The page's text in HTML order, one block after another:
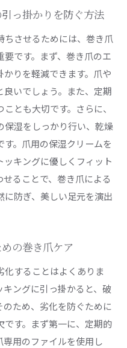
っ掛かりを防ぐ方法
ちさせるためには、巻き爪
です。まず、巻き爪のエ
りを軽減できます。爪や
いでしょう。また、定期
とも大切です。さらに、
保湿をしっかり行い、乾燥
。爪用の保湿クリームを
キングに優しくフィット
ることで、巻き爪による
に防ぎ、美しい足元を演出
の巻き爪ケア
することはよくありま
ングに引っ掛かると、破
ため、劣化を防ぐために
です。まず第一に、定期的
用のファイルを使用し